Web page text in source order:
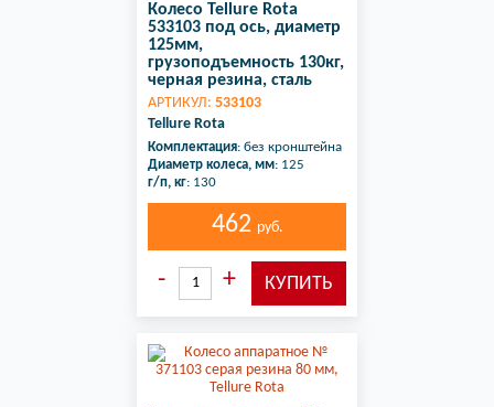
Колесо Tellure Rota
533103 под ось, диаметр
125мм,
грузоподъемность 130кг,
черная резина, сталь
АРТИКУЛ: 533103
Tellure Rota
Комплектация: без кронштейна
Диаметр колеса, мм: 125
г/п, кг: 130
462 руб.